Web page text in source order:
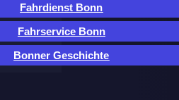
Fahrdienst Bonn
Fahrservice Bonn
Bonner Geschichte